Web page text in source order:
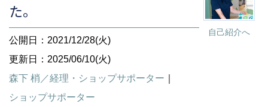
自己紹介へ
た。
公開日：2021/12/28(火)
更新日：2025/06/10(火)
森下 梢／経理・ショップサポーター
ショップサポーター